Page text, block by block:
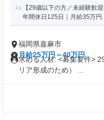
【29歳以下の方／未経験歓
年間休日125日｜月給35万円
福岡県嘉麻市
月給25万円～40万円
求める人材: <募集要件>
リア形成のため） ...